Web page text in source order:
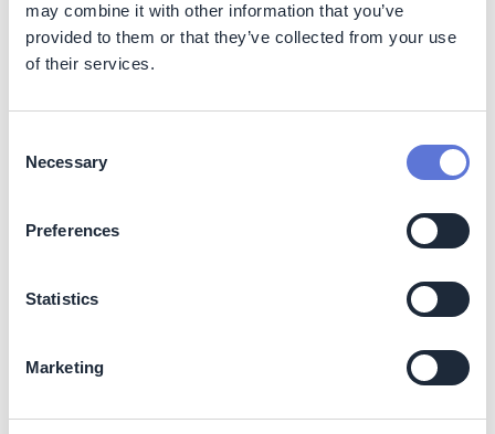
may combine it with other information that you’ve
provided to them or that they’ve collected from your use
of their services.
Selection
Necessary
Preferences
Statistics
Marketing
La práctica más recomendada consiste en apoyarse en
estos tres tipos de métricas en todos los niveles de su
Visualizaciones ilustrativas sobre datos de la
Perfil de emisiones de GEI en la cadena de valor